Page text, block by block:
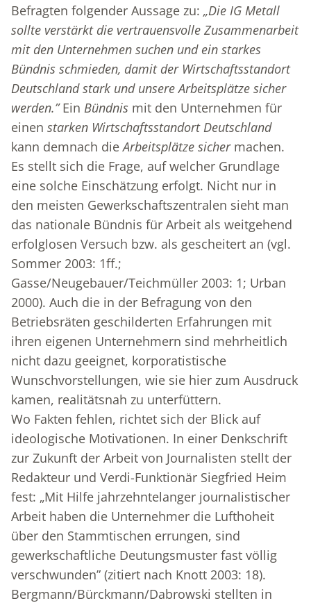
Befragten folgender Aussage zu: „Die IG Metall
sollte verstärkt die vertrauensvolle Zusammenarbeit
mit den Unternehmen suchen und ein starkes
Bündnis schmieden, damit der Wirtschaftsstandort
Deutschland stark und unsere Arbeitsplätze sicher
werden.”Ein Bündnis mit den Unternehmen für
einen starken Wirtschaftsstandort Deutschland
kann demnach dieArbeitsplätze sichermachen.
Es stellt sich die Frage, auf welcher Grundlage
eine solche Einschätzung erfolgt. Nicht nur in
den meisten Gewerkschaftszentralen sieht man
das nationale Bündnis für Arbeit als weitgehend
erfolglosen Versuch bzw. als gescheitert an (vgl.
Sommer 2003: 1ff.;
Gasse/Neugebauer/Teichmüller 2003: 1; Urban
2000). Auch die in der Befragung von den
Betriebsräten geschilderten Erfahrungen mit
ihren eigenen Unternehmern sind mehrheitlich
nicht dazu geeignet, korporatistische
Wunschvorstellungen, wie sie hier zum Ausdruck
kamen, realitätsnah zu unterfüttern.
Wo Fakten fehlen, richtet sich der Blick auf
ideologische Motivationen. In einer Denkschrift
zur Zukunft der Arbeit von Journalisten stellt der
Redakteur und Verdi-Funktionär Siegfried Heim
fest: „Mit Hilfe jahrzehntelanger journalistischer
Arbeit haben die Unternehmer die Lufthoheit
über den Stammtischen errungen, sind
gewerkschaftliche Deutungsmuster fast völlig
verschwunden” (zitiert nach Knott 2003: 18).
Bergmann/Bürckmann/Dabrowski stellten in